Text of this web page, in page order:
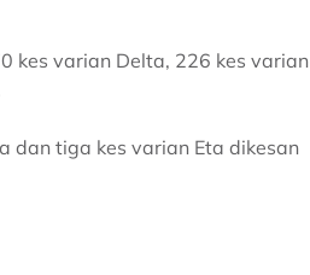
kes varian Delta, 226 kes varian
dan tiga kes varian Eta dikesan